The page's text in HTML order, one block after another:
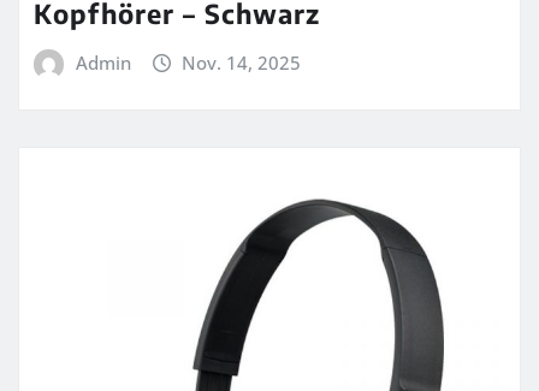
Kopfhörer – Schwarz
Admin Nov. 14, 2025